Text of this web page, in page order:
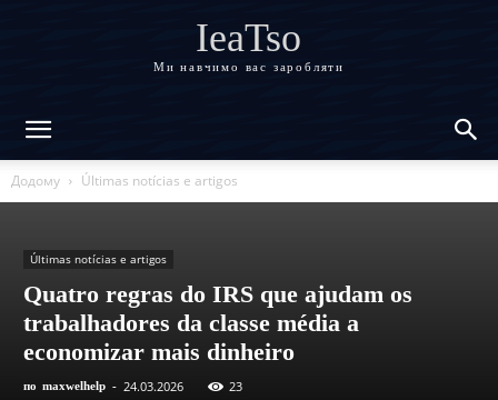
IeaTso
Ми навчимо вас заробляти
Додому Últimas notícias e artigos
Últimas notícias e artigos
Quatro regras do IRS que ajudam os
trabalhadores da classe média a
economizar mais dinheiro
по maxwelhelp - 24.03.2026 23